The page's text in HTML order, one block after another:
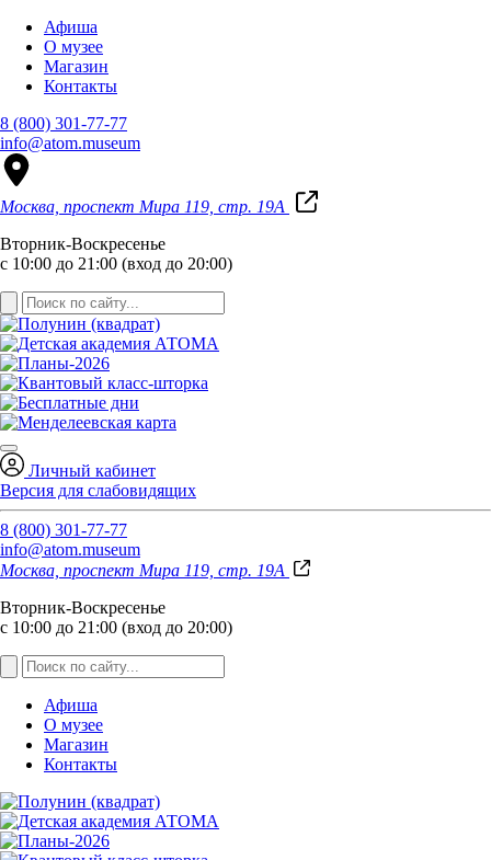
Афиша
О музее
Магазин
Контакты
8 (800) 301-77-77
info@atom.museum
Москва, проспект Мира 119, стр. 19А
Вторник-Воскресенье
с 10:00 до 21:00 (вход до 20:00)
Личный кабинет
Версия для слабовидящих
8 (800) 301-77-77
info@atom.museum
Москва, проспект Мира 119, стр. 19А
Вторник-Воскресенье
с 10:00 до 21:00 (вход до 20:00)
Афиша
О музее
Магазин
Контакты